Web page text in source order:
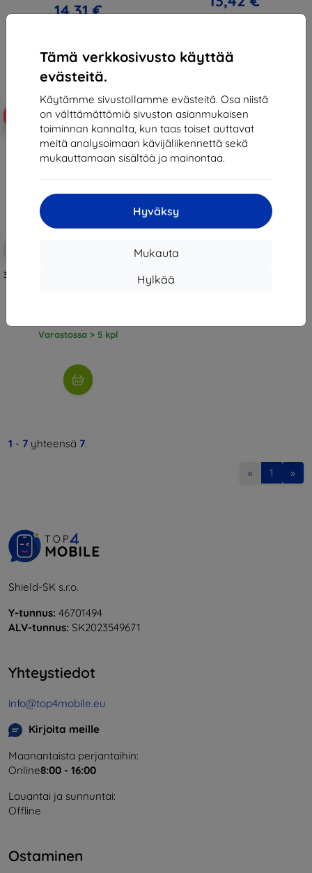
Tämä verkkosivusto käyttää
evästeitä.
Käytämme sivustollamme evästeitä. Osa niistä
on välttämättömiä sivuston asianmukaisen
toiminnan kannalta, kun taas toiset auttavat
meitä analysoimaan kävijäliikennettä sekä
mukauttamaan sisältöä ja mainontaa.
Hyväksy
Mukauta
Hylkää
14,31 €
EXTRA10
3mk Armor MagCase Smartphone
case for Google Pixel 11 Pro XL
Varastossa > 5 kpl
1 - 7 yhteensä 7.
« 1 »
Shield-SK s.r.o.
Y-tunnus: 46701494
ALV-tunnus: SK2023549671
Yhteystiedot
info@top4mobile.eu
Kirjoita meille
Maanantaista perjantaihin:
Online8:00 - 16:00
Lauantai ja sunnuntai:
Offline
Ostaminen